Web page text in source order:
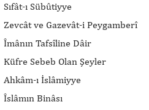
Sıfât-ı Sübûtiyye
Zevcât ve Gazevât-i Peygamberî
Îmânın Tafsîline Dâir
Küfre Sebeb Olan Şeyler
Ahkâm-ı İslâmiyye
Îslâmın Binâsı